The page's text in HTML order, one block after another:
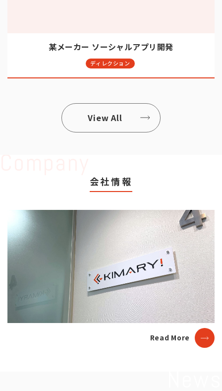
某メーカー ソーシャルアプリ開発
ディレクション
View All
会社情報
Read More